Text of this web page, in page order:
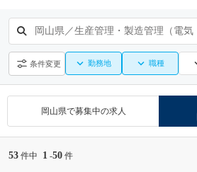
条件変更 勤務地 職種
岡山県で募集中の求人
53 件中 1 -50 件